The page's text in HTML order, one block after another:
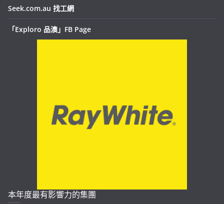
Seek.com.au 找工網
「Exploro 品澳」FB Page
本年度最有影響力的集團